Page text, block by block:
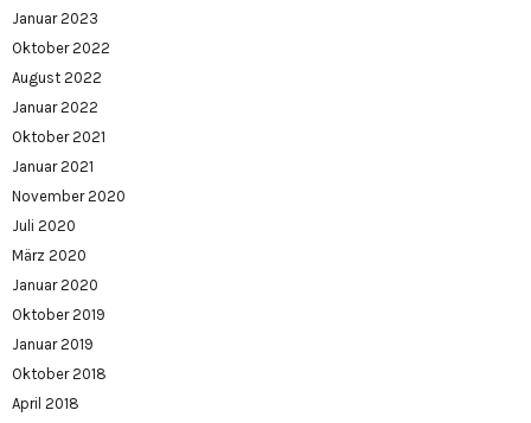
Januar 2023
Oktober 2022
August 2022
Januar 2022
Oktober 2021
Januar 2021
November 2020
Juli 2020
März 2020
Januar 2020
Oktober 2019
Januar 2019
Oktober 2018
April 2018